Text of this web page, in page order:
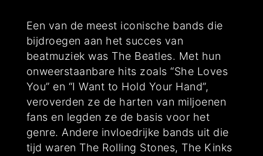
Een van de meest iconische bands die
bijdroegen aan het succes van
beatmuziek was The Beatles. Met hun
onweerstaanbare hits zoals “She Loves
You” en “I Want to Hold Your Hand”,
veroverden ze de harten van miljoenen
fans en legden ze de basis voor het
genre. Andere invloedrijke bands uit die
tijd waren The Rolling Stones, The Kinks